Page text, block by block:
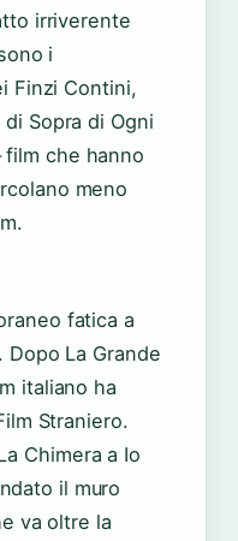
irriverente
i
Finzi Contini,
Sopra di Ogni
che hanno
meno
fatica a
La Grande
italiano ha
Straniero.
Chimera a Io
il muro
va oltre la